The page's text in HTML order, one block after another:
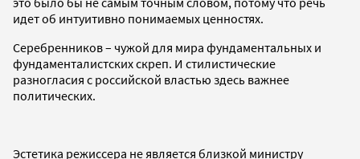
идет об интуитивно понимаемых ценностях.
Серебренников – чужой для мира фундаментальных и
фундаменталистских скреп. И стилистические
разногласия с российской властью здесь важнее
политических.
Эстетика режиссера не является близкой министру